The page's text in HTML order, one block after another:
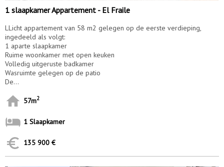
1 slaapkamer Appartement - El Fraile
LLicht appartement van 58 m2 gelegen op de eerste verdieping,
ingedeeld als volgt:
1 aparte slaapkamer
Ruime woonkamer met open keuken
Volledig uitgeruste badkamer
Wasruimte gelegen op de patio
De...
57m2
1 Slaapkamer
135 900 €